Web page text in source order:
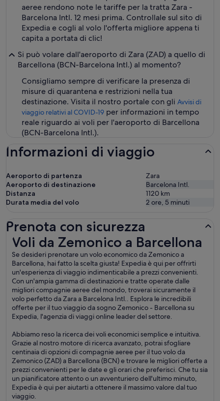
aeree rendono note le tariffe per la tratta Zara -
Barcelona Intl. 12 mesi prima. Controllale sul sito di
Expedia e cogli al volo l'offerta migliore appena ti
capita a portata di clic!
Si può volare dall'aeroporto di Zara (ZAD) a quello di
Barcellona (BCN-Barcelona Intl.) al momento?
Consigliamo sempre di verificare la presenza di
misure di quarantena e restrizioni nella tua
destinazione. Visita il nostro portale con gli Avvisi di
viaggio relativi al COVID-19 per informazioni in tempo
reale riguardo ai voli per l'aeroporto di Barcellona
(BCN-Barcelona Intl.).
Informazioni di viaggio
Aeroporto di partenza
Zara
Aeroporto di destinazione
Barcelona Intl.
Distanza
1120 km
Durata media del volo
2 ore, 5 minuti
Prenota con sicurezza
Voli da Zemonico a Barcellona
Se desideri prenotare un volo economico da Zemonico a
Barcellona, hai fatto la scelta giusta! Expedia è qui per offrirti
un'esperienza di viaggio indimenticabile a prezzi convenienti.
Con un'ampia gamma di destinazioni e tratte operate dalle
migliori compagnie aeree del mondo, troverai sicuramente il
volo perfetto da Zara a Barcelona Intl.. Esplora le incredibili
offerte per il tuo viaggio da sogno Zemonico - Barcellona su
Expedia, l'agenzia di viaggi online leader del settore.
Abbiamo reso la ricerca dei voli economici semplice e intuitiva.
Grazie al nostro motore di ricerca avanzato, potrai sfogliare
centinaia di opzioni di compagnie aeree per il tuo volo da
Zemonico (ZAD) a Barcellona (BCN) e trovare le migliori offerte a
prezzi convenienti per le date e gli orari che preferisci. Che tu sia
un pianificatore attento o un avventuriero dell'ultimo minuto,
Expedia è qui per aiutarti a ottenere il massimo valore dal tuo
viaggio.
Voli da Zemonico a Barcellona